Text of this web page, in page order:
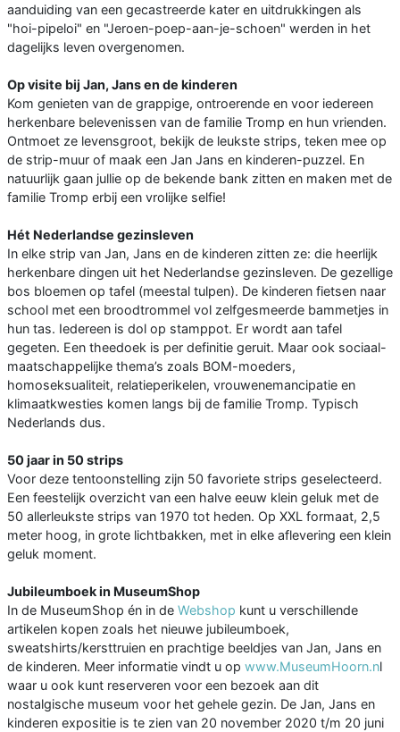
aanduiding van een gecastreerde kater en uitdrukkingen als
"hoi-pipeloi" en "Jeroen-poep-aan-je-schoen" werden in het
dagelijks leven overgenomen.
Op visite bij Jan, Jans en de kinderen
Kom genieten van de grappige, ontroerende en voor iedereen
herkenbare belevenissen van de familie Tromp en hun vrienden.
Ontmoet ze levensgroot, bekijk de leukste strips, teken mee op
de strip-muur of maak een Jan Jans en kinderen-puzzel. En
natuurlijk gaan jullie op de bekende bank zitten en maken met de
familie Tromp erbij een vrolijke selfie!
Hét Nederlandse gezinsleven
In elke strip van Jan, Jans en de kinderen zitten ze: die heerlijk
herkenbare dingen uit het Nederlandse gezinsleven. De gezellige
bos bloemen op tafel (meestal tulpen). De kinderen fietsen naar
school met een broodtrommel vol zelfgesmeerde bammetjes in
hun tas. Iedereen is dol op stamppot. Er wordt aan tafel
gegeten. Een theedoek is per definitie geruit. Maar ook sociaal-
maatschappelijke thema’s zoals BOM-moeders,
homoseksualiteit, relatieperikelen, vrouwenemancipatie en
klimaatkwesties komen langs bij de familie Tromp. Typisch
Nederlands dus.
50 jaar in 50 strips
Voor deze tentoonstelling zijn 50 favoriete strips geselecteerd.
Een feestelijk overzicht van een halve eeuw klein geluk met de
50 allerleukste strips van 1970 tot heden. Op XXL formaat, 2,5
meter hoog, in grote lichtbakken, met in elke aflevering een klein
geluk moment.
Jubileumboek in MuseumShop
In de MuseumShop én in de Webshop kunt u verschillende
artikelen kopen zoals het nieuwe jubileumboek,
sweatshirts/kersttruien en prachtige beeldjes van Jan, Jans en
de kinderen. Meer informatie vindt u op www.MuseumHoorn.nl
waar u ook kunt reserveren voor een bezoek aan dit
nostalgische museum voor het gehele gezin. De Jan, Jans en
kinderen expositie is te zien van 20 november 2020 t/m 20 juni